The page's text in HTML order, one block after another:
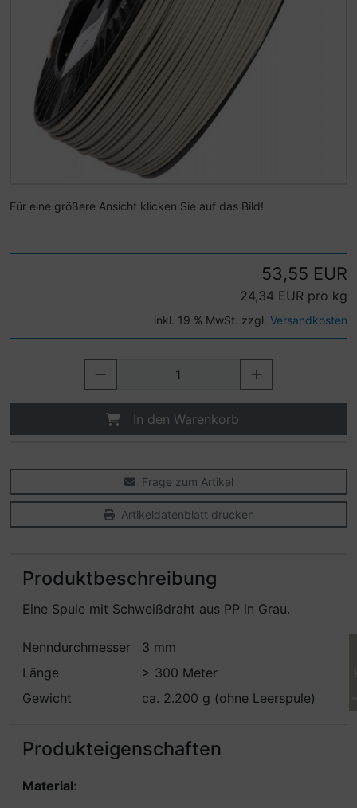
Für eine größere Ansicht klicken Sie auf das Bild!
53,55 EUR
24,34 EUR pro kg
inkl. 19 % MwSt. zzgl. Versandkosten
In den Warenkorb
Frage zum Artikel
Artikeldatenblatt drucken
Produktbeschreibung
Eine Spule mit Schweißdraht aus PP in Grau.
Nenndurchmesser
3 mm
Länge
> 300 Meter
Gewicht
ca. 2.200 g (ohne Leerspule)
Produkteigenschaften
Material: